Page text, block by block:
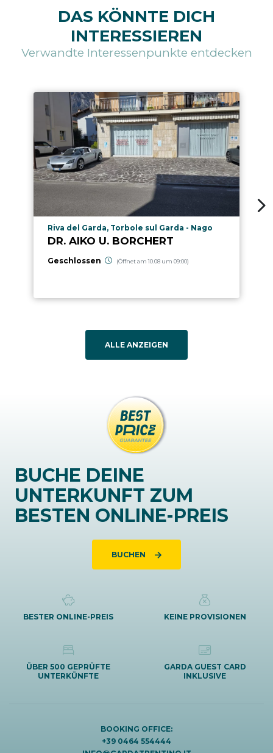
DAS KÖNNTE DICH
INTERESSIEREN
Verwandte Interessenpunkte entdecken
aria.poi_location_prefix
Riva del Garda, Torbole sul Garda - Nago
DR. AIKO U. BORCHERT
Geschlossen (Öffnet am 10.08 um 09:00)
ALLE ANZEIGEN
BUCHE DEINE
UNTERKUNFT ZUM
BESTEN ONLINE-PREIS
BUCHEN
BESTER ONLINE-PREIS KEINE PROVISIONEN
ÜBER 500 GEPRÜFTE
UNTERKÜNFTE
GARDA GUEST CARD
INKLUSIVE
BOOKING OFFICE:
+39 0464 554444